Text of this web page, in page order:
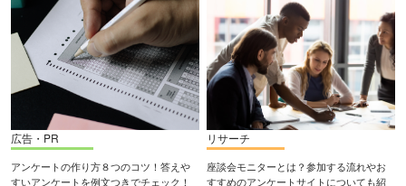
広告・PR
アンケートの作り方８つのコツ！答えや
すいアンケートを例文つきでチェック！
リサーチ
座談会モニターとは？参加する流れやお
すすめのアンケートサイトについても紹